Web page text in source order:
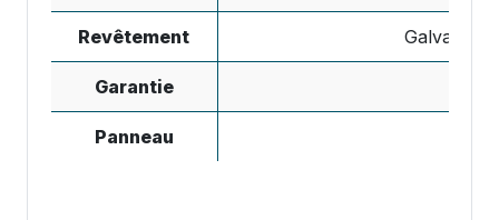
Revêtement
Garantie
Panneau